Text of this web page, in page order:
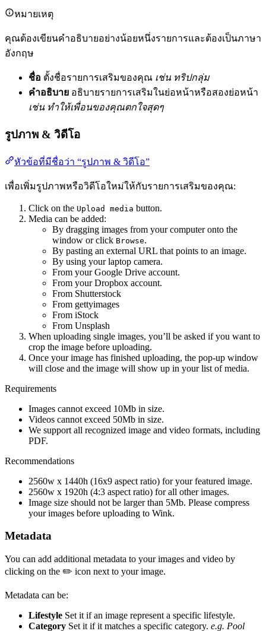
หมายเหตุ
คุณต้องเขียนคำอธิบายอย่างน้อยหนึ่งรายการและต้องเป็นภาษา
อังกฤษ
ชื่อ ตั้งชื่อรายการเสริมของคุณ เช่น ทริปกลุ่ม
คำอธิบาย อธิบายรายการเสริมในย่อหน้าหรือสองย่อหน้า
เช่น ทำให้เพื่อนของคุณตกใจสุดๆ
รูปภาพ & วิดีโอ
หัวข้อที่มีชื่อว่า “รูปภาพ & วิดีโอ”
เพื่อเพิ่มรูปภาพหรือวิดีโอใหม่ให้กับรายการเสริมของคุณ:
Click on the Upload media button.
Media can be added:
By dragging images from your computer onto the
window or click Browse.
By pasting an external URL that points to an image.
By using your laptop camera.
From your Google Drive account.
From your Dropbox account.
From Shutterstock
From gettyimages
From iStock
From Unsplash
When uploading single images, you’ll be asked if you want to
crop the image before uploading.
Once your image has finished uploading, the pop-up window
will close and the image will show up in your list of media.
Requirements
Images cannot exceed 10Mb in size.
Videos cannot exceed 50Mb in size.
We support all recognized image and video formats, including
PDF.
Recommendations
2560w x 1440h (16x9 aspect ratio) for your featured image.
2560w x 1920h (4:3 aspect ratio) for all other images.
Image size should not be larger than 5Mb. Please compress
your images before uploading to Wink.
Metadata
You can add additional metadata to your images and video by
clicking on the ✏️ icon next to your image.
Metadata can be:
Lifestyle Set it if an image represent a specific lifestyle.
Category Set it if it matches a specific category. e.g. Pool